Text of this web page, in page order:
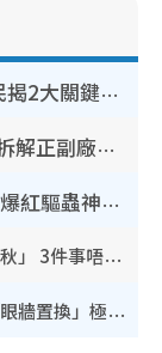
裝修拆鐵閘隨時變賊人目標？網民揭2大關鍵用途：裝新式等於白裝？附新舊鐵閘分別
網傳公院改用內地/副廠藥？醫生拆解正副廠分別 揭4類人換藥隨時出事
怕蟲人士夏日救星！日本3COINS爆紅驅蟲神器$45起 1招「全程免觸碰」輕鬆搞定小強
立秋2026｜8月7日立秋進入「多事之秋」 3件事唔做得！專家教6招開運 清枱頭／銀包納氣接好運
颱風白海豚料周日襲浙江！經歷5次「眼牆置換」極罕見 成登陸內地最長途颱風